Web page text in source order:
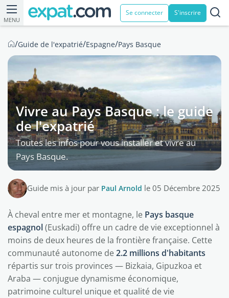
MENU
Se connecter S'inscrire
/Guide de l'expatrié/Espagne/Pays Basque
Vivre au Pays Basque : le guide
de l'expatrié
Toutes les infos pour vous installer et vivre au
Pays Basque.
Guide mis à jour par Paul Arnold le 05 Décembre 2025
À cheval entre mer et montagne, le Pays basque
espagnol(Euskadi) offre un cadre de vie exceptionnel à
moins de deux heures de la frontière française. Cette
communauté autonome de2.2 millions d'habitants
répartis sur trois provinces — Bizkaia, Gipuzkoa et
Araba — conjugue dynamisme économique,
patrimoine culturel unique et qualité de vie